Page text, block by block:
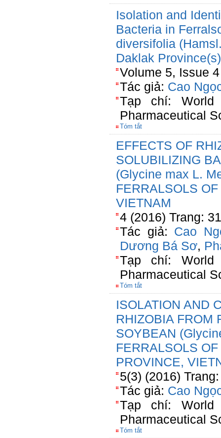
Isolation and
Bacteria in
diversifolia
Daklak
Volume 5, Issue
Tác giả: Cao
Tạp chí: World
Pharmaceutical
Tóm tắt
EFFECTS OF
SOLUBILIZING
(Glycine max L.
FERRALSOLS
VIETNAM
4 (2016) Trang:
Tác giả: Cao
Dương Bá Sơ,
Tạp chí: World
Pharmaceutical
Tóm tắt
ISOLATION AND
RHIZOBIA FROM
SOYBEAN
FERRALSOLS
PROVINCE,
5(3) (2016)
Tác giả: Cao
Tạp chí: World
Pharmaceutical
Tóm tắt